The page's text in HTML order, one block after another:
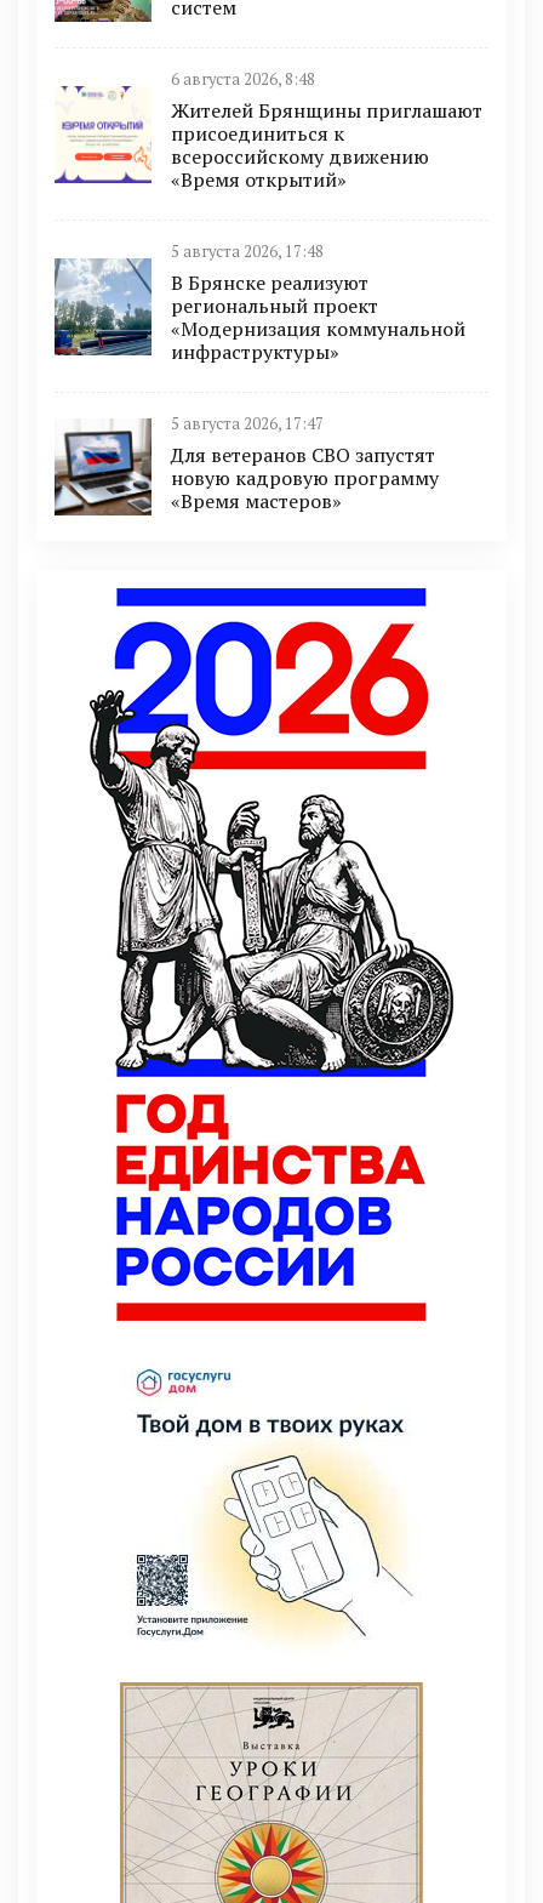
систeм
6 августа 2026, 8:48
Жителей Брянщины приглашают
присоединиться к
всероссийскому движению
«Время открытий»
5 августа 2026, 17:48
В Брянске реализуют
региональный проект
«Модернизация коммунальной
инфраструктуры»
5 августа 2026, 17:47
Для ветеранов СВО запустят
новую кадровую программу
«Время мастеров»